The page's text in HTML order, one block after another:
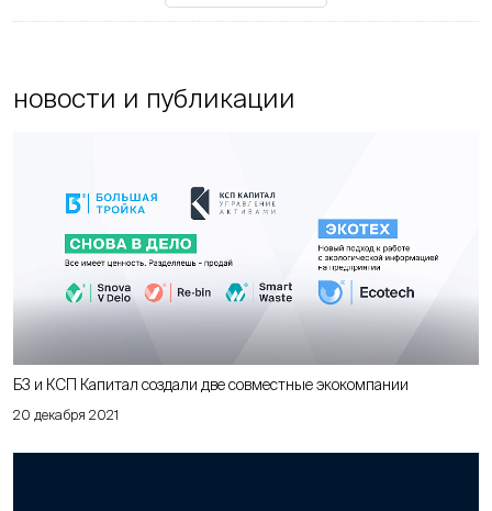
новости и публикации
20 декабря 2021
Б3 и КСП Капитал создали две совместные экокомпании